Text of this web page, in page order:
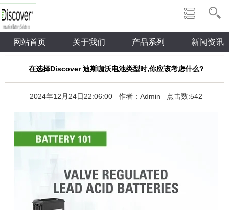
网站首页 关于我们 产品系列 新闻资讯
在选择Discover 迪斯咖沃电池类型时,你应该考虑什么?
2024年12月24日22:06:00 作者：Admin 点击数:542